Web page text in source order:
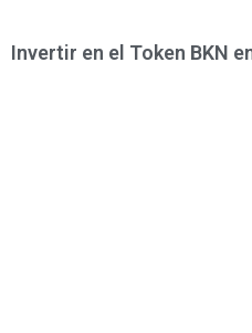
Invertir en el Token BKN